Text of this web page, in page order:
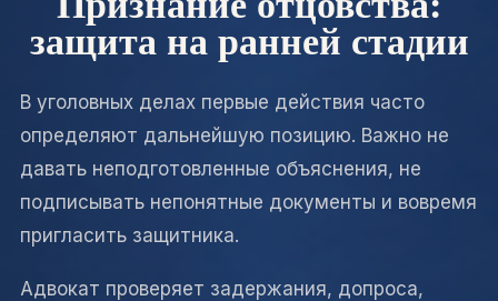
защита на ранней стадии
В уголовных делах первые действия часто
определяют дальнейшую позицию. Важно не
давать неподготовленные объяснения, не
подписывать непонятные документы и вовремя
пригласить защитника.
Адвокат проверяет задержания, допроса,